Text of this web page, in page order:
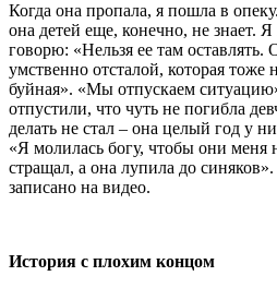
Когда она пропала, я пошла в
она детей еще, конечно, не знает. Я
говорю: «Нельзя ее там
умственно отсталой, которая тоже
буйная». «Мы отпускаем
отпустили, что чуть не погибла
делать не стал – она целый год у
«Я молилась богу, чтобы они
стращал, а она лупила до синяков».
записано на видео.
История с плохим концом